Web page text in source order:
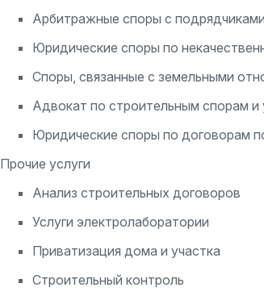
Арбитражные споры с
Юридические споры по
Споры, связанные с земельными
Адвокат по строительным спорам
Юридические споры по договорам
Прочие услуги
Анализ строительных договоров
Услуги электролаборатории
Приватизация дома и участка
Строительный контроль